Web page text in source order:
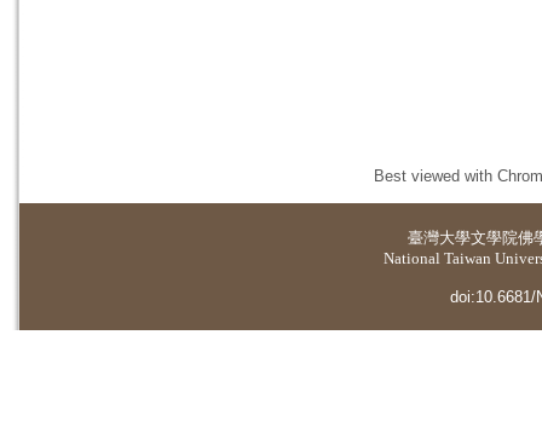
Best viewed with
臺灣大學文學院佛
National Taiwan
doi:10.6681/